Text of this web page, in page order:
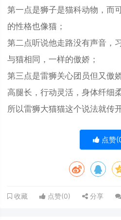
第一点是狮子是猫科动物，而
的性格也像猫；
第二点听说他走路没有声音，
与猫相同，一样的傲娇；
第三点是雷狮关心团员但又傲
高腿长，行动灵活，身体纤细
所以雷狮大猫猫这个说法就传开
点赞(
收藏 点赞(0) 分享